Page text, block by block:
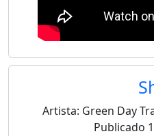
Artista: Green Day
Publicado